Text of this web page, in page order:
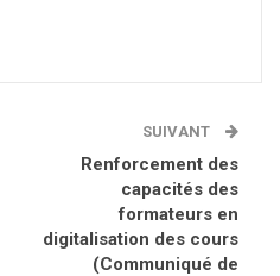
SUIVANT
Renforcement des
capacités des
formateurs en
digitalisation des cours
(Communiqué de